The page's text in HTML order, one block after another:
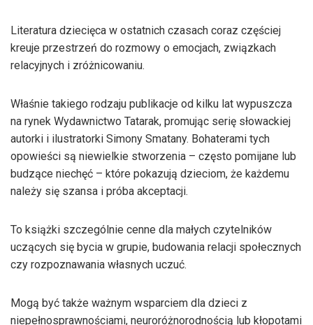
Literatura dziecięca w ostatnich czasach coraz częściej
kreuje przestrzeń do rozmowy o emocjach, związkach
relacyjnych i zróżnicowaniu.
Właśnie takiego rodzaju publikacje od kilku lat wypuszcza
na rynek Wydawnictwo Tatarak, promując serię słowackiej
autorki i ilustratorki Simony Smatany. Bohaterami tych
opowieści są niewielkie stworzenia – często pomijane lub
budzące niechęć – które pokazują dzieciom, że każdemu
należy się szansa i próba akceptacji.
To książki szczególnie cenne dla małych czytelników
uczących się bycia w grupie, budowania relacji społecznych
czy rozpoznawania własnych uczuć.
Mogą być także ważnym wsparciem dla dzieci z
niepełnosprawnościami, neuroróżnorodnością lub kłopotami